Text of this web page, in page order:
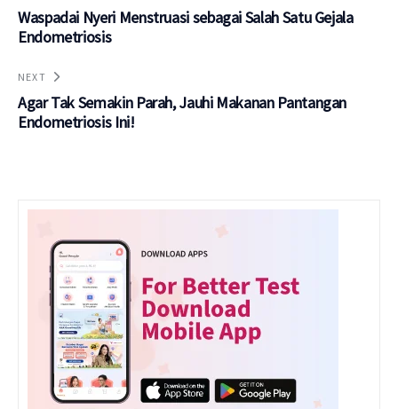
Waspadai Nyeri Menstruasi sebagai Salah Satu Gejala
Endometriosis
NEXT
Agar Tak Semakin Parah, Jauhi Makanan Pantangan
Endometriosis Ini!